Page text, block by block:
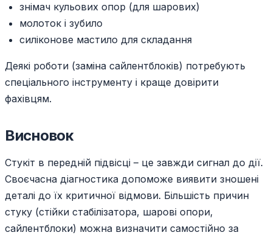
знімач кульових опор (для шарових)
молоток і зубило
силіконове мастило для складання
Деякі роботи (заміна сайлентблоків) потребують
спеціального інструменту і краще довірити
фахівцям.
Висновок
Стукіт в передній підвісці – це завжди сигнал до дії.
Своєчасна діагностика допоможе виявити зношені
деталі до їх критичної відмови. Більшість причин
стуку (стійки стабілізатора, шарові опори,
сайлентблоки) можна визначити самостійно за